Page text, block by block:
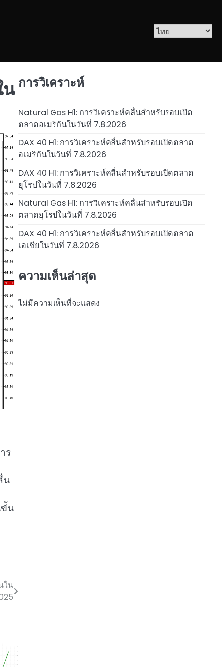
น
ร
น
ขั้น
ใน
การวิเคราะห์
Natural Gas H1: การวิเคราะห์คลื่นสำหรับรอบเปิด
ตลาดอเมริกันในวันที่ 7.8.2026
DAX 40 H1: การวิเคราะห์คลื่นสำหรับรอบเปิดตลาด
อเมริกันในวันที่ 7.8.2026
DAX 40 H1: การวิเคราะห์คลื่นสำหรับรอบเปิดตลาด
ยุโรปในวันที่ 7.8.2026
Natural Gas H1: การวิเคราะห์คลื่นสำหรับรอบเปิด
ตลาดยุโรปในวันที่ 7.8.2026
DAX 40 H1: การวิเคราะห์คลื่นสำหรับรอบเปิดตลาด
เอเชียในวันที่ 7.8.2026
ความเห็นล่าสุด
ไม่มีความเห็นที่จะแสดง